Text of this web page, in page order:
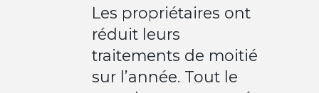
Les propriétaires ont
réduit leurs
traitements de moitié
sur l’année. Tout le